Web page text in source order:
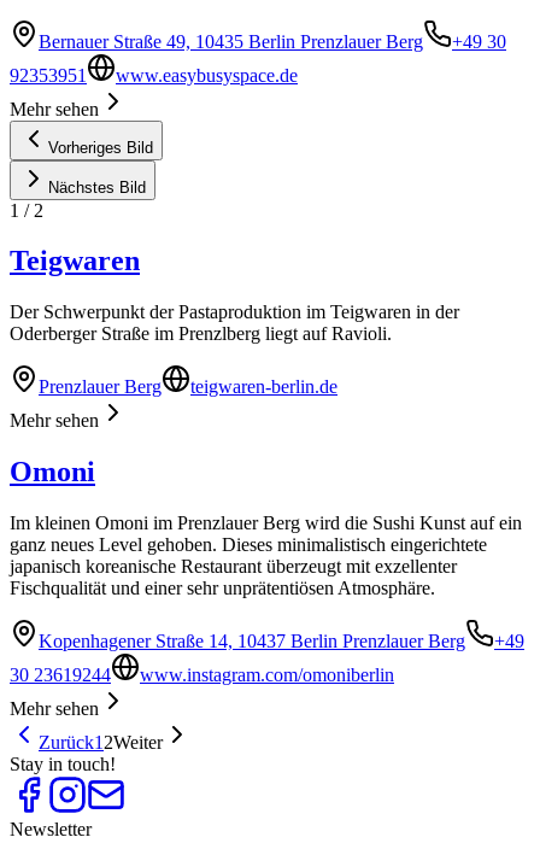
Bernauer Straße 49, 10435 Berlin Prenzlauer Berg
+49 30
92353951
www.easybusyspace.de
Mehr sehen
Vorheriges Bild
Nächstes Bild
1 / 2
Teigwaren
Der Schwerpunkt der Pastaproduktion im Teigwaren in der
Oderberger Straße im Prenzlberg liegt auf Ravioli.
Prenzlauer Berg
teigwaren-berlin.de
Mehr sehen
Omoni
Im kleinen Omoni im Prenzlauer Berg wird die Sushi Kunst auf ein
ganz neues Level gehoben. Dieses minimalistisch eingerichtete
japanisch koreanische Restaurant überzeugt mit exzellenter
Fischqualität und einer sehr unprätentiösen Atmosphäre.
Kopenhagener Straße 14, 10437 Berlin Prenzlauer Berg
+49
30 23619244
www.instagram.com/omoniberlin
Mehr sehen
Zurück1 2Weiter
Stay in touch!
Newsletter